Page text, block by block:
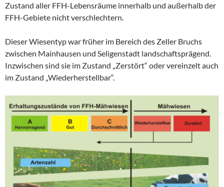
Zustand aller FFH-Lebensräume innerhalb und außerhalb der
FFH-Gebiete nicht verschlechtern.
Dieser Wiesentyp war früher im Bereich des Zeller Bruchs
zwischen Mainhausen und Seligenstadt landschaftsprägend.
Inzwischen sind sie im Zustand „Zerstört“ oder vereinzelt auch
im Zustand „Wiederherstellbar“.